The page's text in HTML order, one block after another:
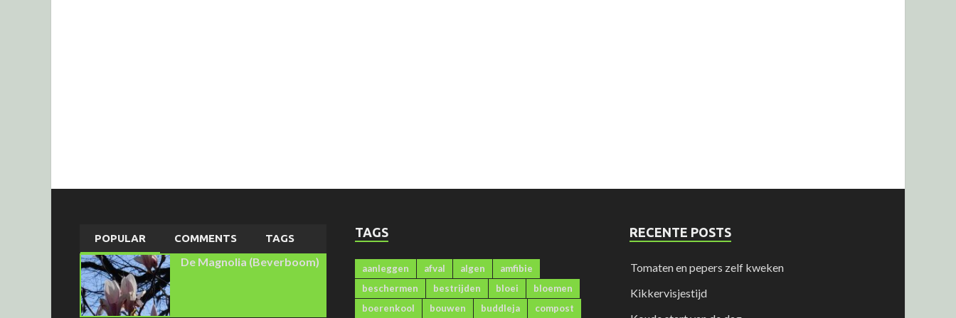
POPULAR COMMENTS TAGS
De Magnolia (Beverboom)
TAGS
aanleggen afval algen
amfibie
beschermen
bestrijden bloei
bloemen
boerenkool
bouwen buddleja compost
RECENTE POSTS
Tomaten en pepers zelf kweken
Kikkervisjestijd